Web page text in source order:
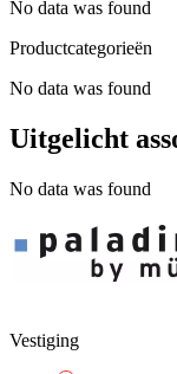
No data was found
Productcategorieën
No data was found
Uitgelicht
No data was found
Vestiging